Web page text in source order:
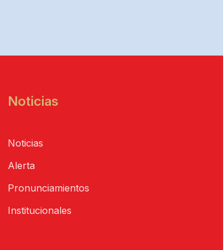
Noticias
Noticias
Alerta
Pronunciamientos
Institucionales